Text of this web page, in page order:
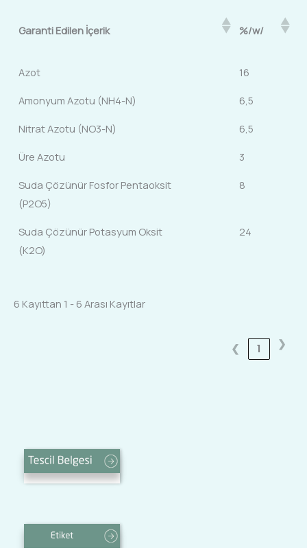
Garanti Edilen İçerik %/w/
Azot 16
Amonyum Azotu (NH4-N) 6,5
Nitrat Azotu (NO3-N) 6,5
Üre Azotu 3
Suda Çözünür Fosfor Pentaoksit
(P2O5)
8
Suda Çözünür Potasyum Oksit
(K2O)
24
6 Kayıttan 1 - 6 Arası Kayıtlar
❮ 1 ❯